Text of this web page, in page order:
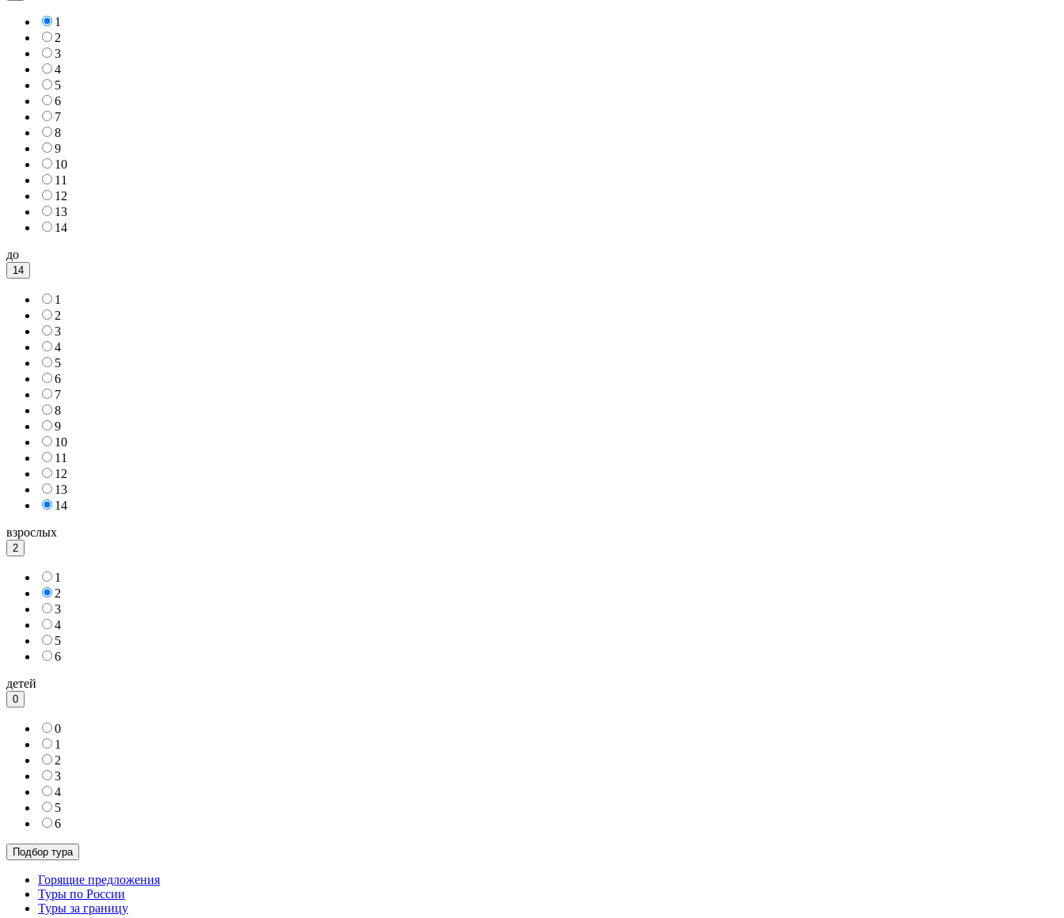
1
2
3
4
5
6
7
8
9
10
11
12
13
14
до
14
1
2
3
4
5
6
7
8
9
10
11
12
13
14
взрослых
2
1
2
3
4
5
6
детей
0
0
1
2
3
4
5
6
Горящие предложения
Туры по России
Туры за границу